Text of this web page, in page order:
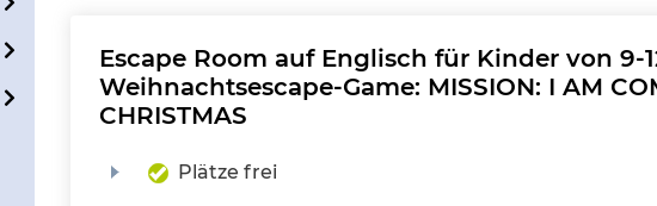
Escape Room auf Englisch für Kinder von 9-
Weihnachtsescape-Game: MISSION: I AM
CHRISTMAS
Plätze frei